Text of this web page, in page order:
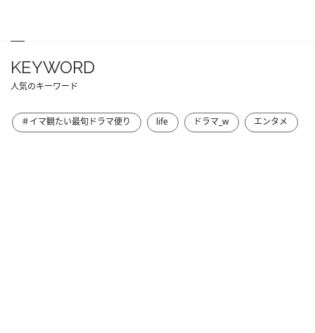
KEYWORD
人気のキーワード
＃イマ観たい最旬ドラマ便り life ドラマ_w エンタメ